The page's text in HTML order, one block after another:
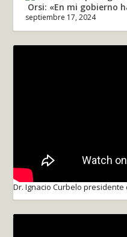
Orsi: «En mi gobierno
septiembre 17, 2024
Dr. Ignacio Curbelo presidente